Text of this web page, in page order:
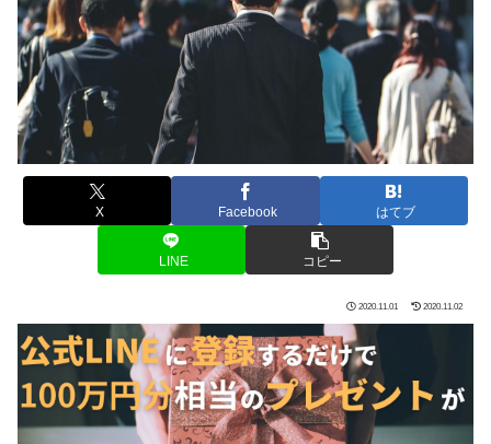
X Facebook はてブ
LINE コピー
2020.11.01 2020.11.02